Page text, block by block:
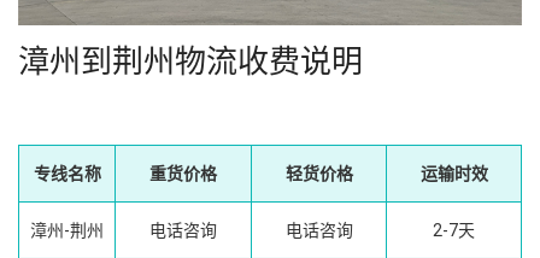
漳州到荆州物流收费说明
专线名称 重货价格 轻货价格 运输时效
漳州-荆州 电话咨询 电话咨询 2-7天